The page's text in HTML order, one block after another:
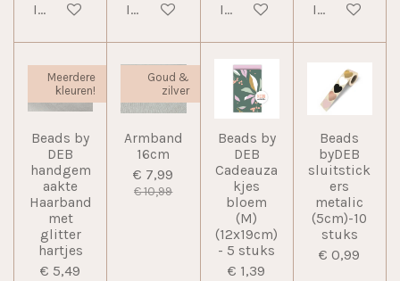
In winkelwagenIn winkelwagenIn winkelwagenIn
Meerdere
kleuren!
Beads by
DEB
handgem
aakte
Haarband
met
glitter
hartjes
€ 5,49
Goud &
zilver
Armband
16cm
€ 7,99
€ 10,99
Beads by
DEB
Cadeauza
kjes
bloem
(M)
(12x19cm)
- 5 stuks
€ 1,39
Beads
byDEB
sluitstick
ers
metalic
(5cm)-10
stuks
€ 0,99